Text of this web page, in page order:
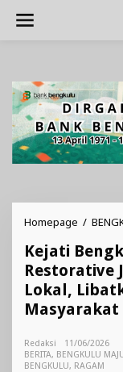
Homepage /
Kejati
Restorative
Lokal,
Masyarakat
Redaksi
11/06/2026
BERITA, BENGKULU
BENGKULU, RAGAM